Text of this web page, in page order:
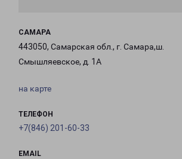
САМАРА
443050, Самарская обл., г. Самара,ш.
Смышляевское, д. 1А
на карте
ТЕЛЕФОН
+7(846) 201-60-33
EMAIL